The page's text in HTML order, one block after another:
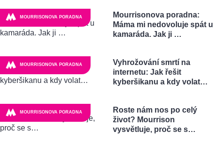
MOURRISONOVA PORADNA
Mourrisonova poradna:
Máma mi nedovoluje spát u
kamaráda. Jak ji …
MOURRISONOVA PORADNA
Vyhrožování smrtí na
internetu: Jak řešit
kyberšikanu a kdy volat…
MOURRISONOVA PORADNA
Roste nám nos po celý
život? Mourrison
vysvětluje, proč se s…